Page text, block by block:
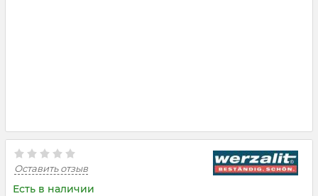
Оставить отзыв
Есть в наличии